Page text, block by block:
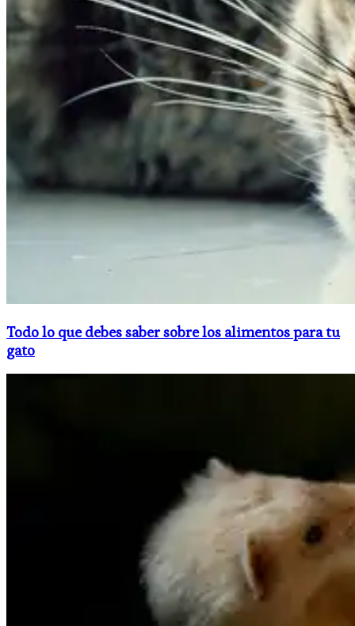
Todo lo que debes saber sobre los alimentos para tu
gato